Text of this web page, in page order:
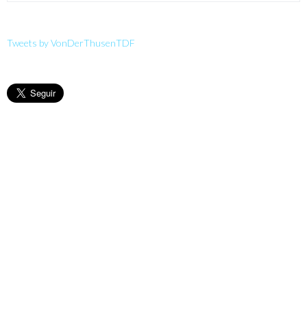
Tweets by VonDerThusenTDF